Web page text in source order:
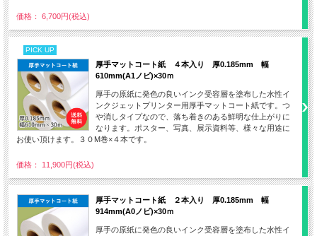
価格： 6,700円(税込)
PICK UP
厚手マットコート紙 ４本入り 厚0.185mm 幅
610mm(A1ノビ)×30ｍ
厚手の原紙に発色の良いインク受容層を塗布した水性イ
ンクジェットプリンター用厚手マットコート紙です。つ
や消しタイプなので、落ち着きのある鮮明な仕上がりに
なります。ポスター、写真、展示資料等、様々な用途に
お使い頂けます。３０M巻×４本です。
価格： 11,900円(税込)
厚手マットコート紙 ２本入り 厚0.185mm 幅
914mm(A0ノビ)×30ｍ
厚手の原紙に発色の良いインク受容層を塗布した水性イ